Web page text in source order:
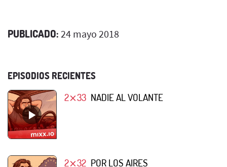
PUBLICADO: 24 mayo 2018
EPISODIOS RECIENTES
2⨯33 NADIE AL VOLANTE
2⨯32 POR LOS AIRES